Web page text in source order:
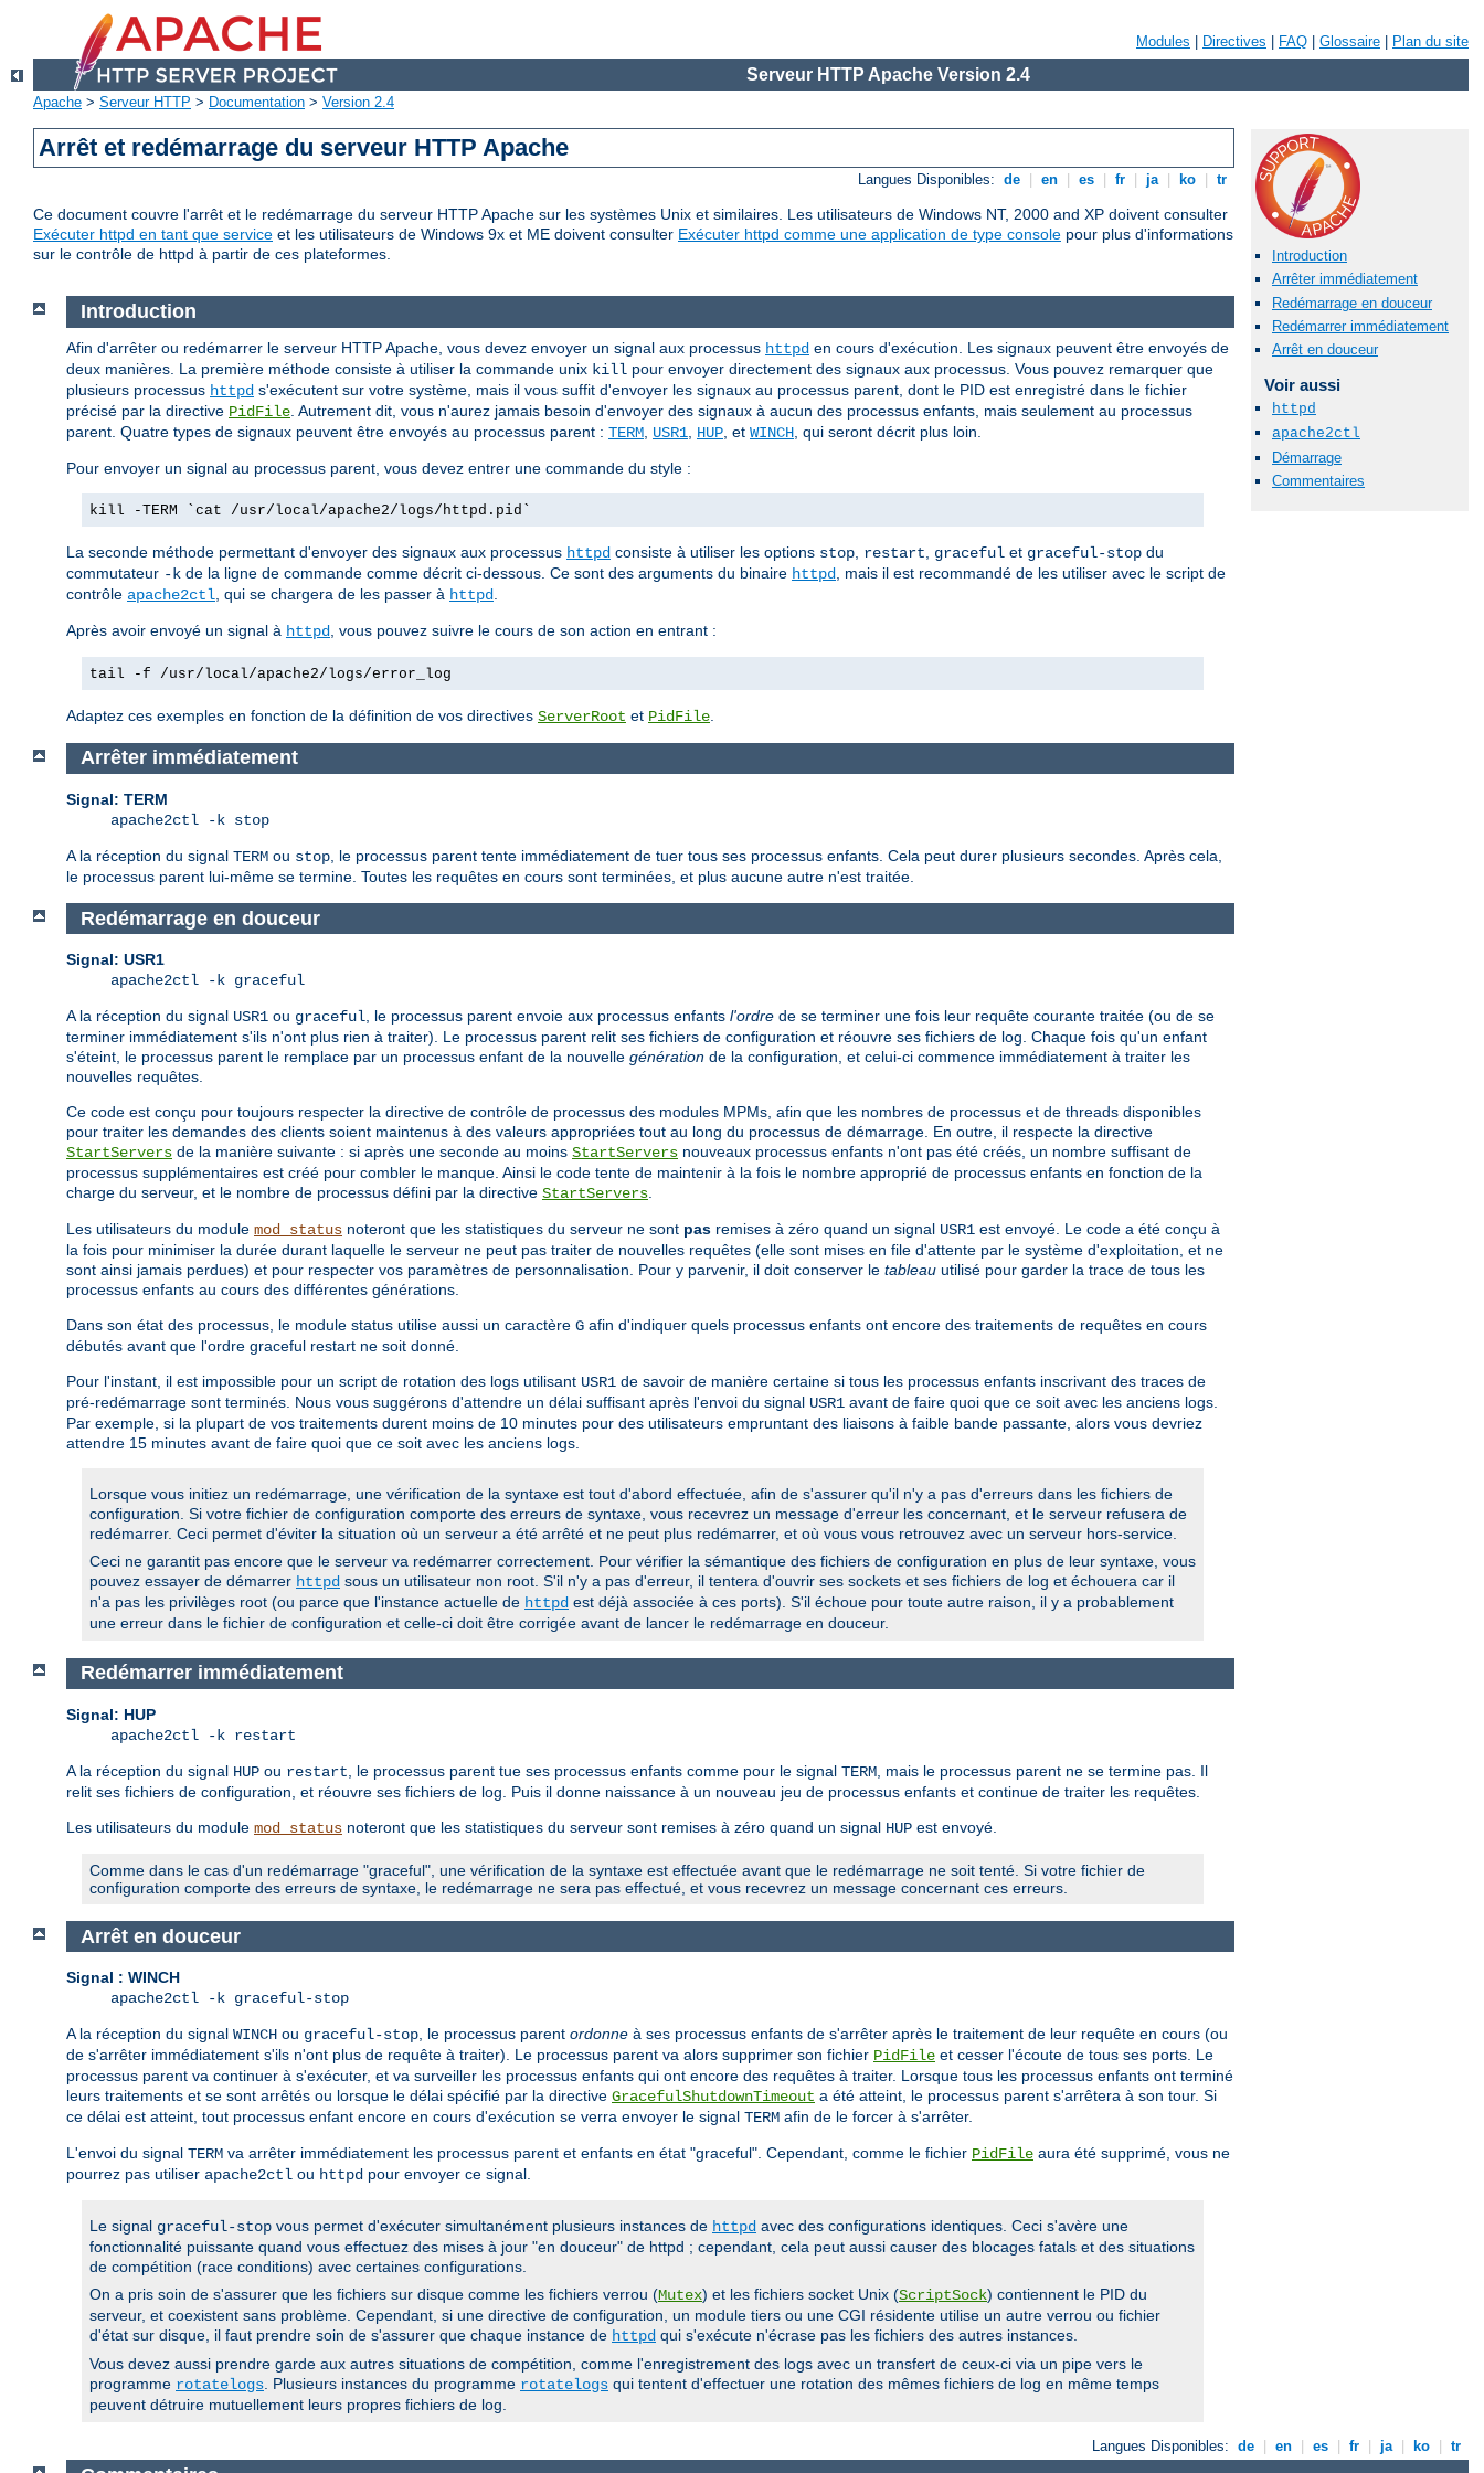
Modules Directives FAQ Glossaire Plan du site
Serveur HTTP Apache Version 2.4
Apache > Serveur HTTP > Documentation > Version 2.4
Arrêt et redémarrage du serveur HTTP Apache
Langues Disponibles: de en es fr ja ko tr
Ce document couvre l'arrêt et le redémarrage du serveur HTTP Apache sur les systèmes Unix et similaires. Les utilisateurs de Windows NT, 2000 and XP doivent consulter
Exécuter httpd en tant que service et les utilisateurs de Windows 9x et ME doivent consulter Exécuter httpd comme une application de type console pour plus d'informations
sur le contrôle de httpd à partir de ces plateformes.
Introduction
Arrêter immédiatement
Redémarrage en douceur
Redémarrer immédiatement
Arrêt en douceur
Voir aussi
httpd
apache2ctl
Démarrage
Commentaires
Introduction
Afin d'arrêter ou redémarrer le serveur HTTP Apache, vous devez envoyer un signal aux processus httpd en cours d'exécution. Les signaux peuvent être envoyés de
deux manières. La première méthode consiste à utiliser la commande unix kill pour envoyer directement des signaux aux processus. Vous pouvez remarquer que
plusieurs processus httpd s'exécutent sur votre système, mais il vous suffit d'envoyer les signaux au processus parent, dont le PID est enregistré dans le fichier
précisé par la directive PidFile . Autrement dit, vous n'aurez jamais besoin d'envoyer des signaux à aucun des processus enfants, mais seulement au processus
parent. Quatre types de signaux peuvent être envoyés au processus parent : TERM USR1 HUP , et WINCH , qui seront décrit plus loin.
Pour envoyer un signal au processus parent, vous devez entrer une commande du style :
kill -TERM `cat /usr/local/apache2/logs/httpd.pid`
La seconde méthode permettant d'envoyer des signaux aux processus httpd consiste à utiliser les options stop restart graceful et graceful-stop du
commutateur -k de la ligne de commande comme décrit ci-dessous. Ce sont des arguments du binaire httpd
, mais il est recommandé de les utiliser avec le script de
contrôle apache2ctl , qui se chargera de les passer à httpd
Après avoir envoyé un signal à httpd , vous pouvez suivre le cours de son action en entrant :
tail -f /usr/local/apache2/logs/error_log
Adaptez ces exemples en fonction de la définition de vos directives ServerRoot et PidFile
Arrêter immédiatement
Signal: TERM
apache2ctl -k stop
A la réception du signal TERM ou stop , le processus parent tente immédiatement de tuer tous ses processus enfants. Cela peut durer plusieurs secondes. Après cela,
le processus parent lui-même se termine. Toutes les requêtes en cours sont terminées, et plus aucune autre n'est traitée.
Redémarrage en douceur
Signal: USR1
apache2ctl -k graceful
A la réception du signal USR1 ou graceful, le processus parent envoie aux processus enfants l'ordre de se terminer une fois leur requête courante traitée (ou de se
terminer immédiatement s'ils n'ont plus rien à traiter). Le processus parent relit ses fichiers de configuration et réouvre ses fichiers de log. Chaque fois qu'un enfant
s'éteint, le processus parent le remplace par un processus enfant de la nouvelle génération de la configuration, et celui-ci commence immédiatement à traiter les
nouvelles requêtes.
Ce code est conçu pour toujours respecter la directive de contrôle de processus des modules MPMs, afin que les nombres de processus et de threads disponibles
pour traiter les demandes des clients soient maintenus à des valeurs appropriées tout au long du processus de démarrage. En outre, il respecte la directive
StartServers de la manière suivante : si après une seconde au moins StartServers nouveaux processus enfants n'ont pas été créés, un nombre suffisant de
processus supplémentaires est créé pour combler le manque. Ainsi le code tente de maintenir à la fois le nombre approprié de processus enfants en fonction de la
charge du serveur, et le nombre de processus défini par la directive StartServers.
Les utilisateurs du module mod_status noteront que les statistiques du serveur ne sont pas remises à zéro quand un signal USR1 est envoyé. Le code a été conçu à
la fois pour minimiser la durée durant laquelle le serveur ne peut pas traiter de nouvelles requêtes (elle sont mises en file d'attente par le système d'exploitation, et ne
sont ainsi jamais perdues) et pour respecter vos paramètres de personnalisation. Pour y parvenir, il doit conserver le tableau utilisé pour garder la trace de tous les
processus enfants au cours des différentes générations.
Dans son état des processus, le module status utilise aussi un caractère G afin d'indiquer quels processus enfants ont encore des traitements de requêtes en cours
débutés avant que l'ordre graceful restart ne soit donné.
Pour l'instant, il est impossible pour un script de rotation des logs utilisant USR1 de savoir de manière certaine si tous les processus enfants inscrivant des traces de
pré-redémarrage sont terminés. Nous vous suggérons d'attendre un délai suffisant après l'envoi du signal USR1 avant de faire quoi que ce soit avec les anciens logs.
Par exemple, si la plupart de vos traitements durent moins de 10 minutes pour des utilisateurs empruntant des liaisons à faible bande passante, alors vous devriez
attendre 15 minutes avant de faire quoi que ce soit avec les anciens logs.
Lorsque vous initiez un redémarrage, une vérification de la syntaxe est tout d'abord effectuée, afin de s'assurer qu'il n'y a pas d'erreurs dans les fichiers de
configuration. Si votre fichier de configuration comporte des erreurs de syntaxe, vous recevrez un message d'erreur les concernant, et le serveur refusera de
redémarrer. Ceci permet d'éviter la situation où un serveur a été arrêté et ne peut plus redémarrer, et où vous vous retrouvez avec un serveur hors-service.
Ceci ne garantit pas encore que le serveur va redémarrer correctement. Pour vérifier la sémantique des fichiers de configuration en plus de leur syntaxe, vous
pouvez essayer de démarrer httpd sous un utilisateur non root. S'il n'y a pas d'erreur, il tentera d'ouvrir ses sockets et ses fichiers de log et échouera car il
n'a pas les privilèges root (ou parce que l'instance actuelle de httpd est déjà associée à ces ports). S'il échoue pour toute autre raison, il y a probablement
une erreur dans le fichier de configuration et celle-ci doit être corrigée avant de lancer le redémarrage en douceur.
Redémarrer immédiatement
Signal: HUP
apache2ctl -k restart
A la réception du signal HUP ou restart , le processus parent tue ses processus enfants comme pour le signal TERM , mais le processus parent ne se termine pas. Il
relit ses fichiers de configuration, et réouvre ses fichiers de log. Puis il donne naissance à un nouveau jeu de processus enfants et continue de traiter les requêtes.
Les utilisateurs du module mod_status noteront que les statistiques du serveur sont remises à zéro quand un signal HUP est envoyé.
Comme dans le cas d'un redémarrage "graceful", une vérification de la syntaxe est effectuée avant que le redémarrage ne soit tenté. Si votre fichier de
configuration comporte des erreurs de syntaxe, le redémarrage ne sera pas effectué, et vous recevrez un message concernant ces erreurs.
Arrêt en douceur
Signal : WINCH
apache2ctl -k graceful-stop
A la réception du signal WINCH ou graceful-stop, le processus parent ordonne à ses processus enfants de s'arrêter après le traitement de leur requête en cours (ou
de s'arrêter immédiatement s'ils n'ont plus de requête à traiter). Le processus parent va alors supprimer son fichier PidFile et cesser l'écoute de tous ses ports. Le
processus parent va continuer à s'exécuter, et va surveiller les processus enfants qui ont encore des requêtes à traiter. Lorsque tous les processus enfants ont terminé
leurs traitements et se sont arrêtés ou lorsque le délai spécifié par la directive GracefulShutdownTimeout a été atteint, le processus parent s'arrêtera à son tour. Si
ce délai est atteint, tout processus enfant encore en cours d'exécution se verra envoyer le signal TERM afin de le forcer à s'arrêter.
L'envoi du signal TERM va arrêter immédiatement les processus parent et enfants en état "graceful". Cependant, comme le fichier PidFile aura été supprimé, vous ne
pourrez pas utiliser apache2ctl ou httpd pour envoyer ce signal.
Le signal graceful-stop vous permet d'exécuter simultanément plusieurs instances de httpd avec des configurations identiques. Ceci s'avère une
fonctionnalité puissante quand vous effectuez des mises à jour "en douceur" de httpd ; cependant, cela peut aussi causer des blocages fatals et des situations
de compétition (race conditions) avec certaines configurations.
On a pris soin de s'assurer que les fichiers sur disque comme les fichiers verrou (Mutex) et les fichiers socket Unix (ScriptSock) contiennent le PID du
serveur, et coexistent sans problème. Cependant, si une directive de configuration, un module tiers ou une CGI résidente utilise un autre verrou ou fichier
d'état sur disque, il faut prendre soin de s'assurer que chaque instance de httpd qui s'exécute n'écrase pas les fichiers des autres instances.
Vous devez aussi prendre garde aux autres situations de compétition, comme l'enregistrement des logs avec un transfert de ceux-ci via un pipe vers le
programme rotatelogs. Plusieurs instances du programme rotatelogs qui tentent d'effectuer une rotation des mêmes fichiers de log en même temps
peuvent détruire mutuellement leurs propres fichiers de log.
Langues Disponibles: de en es fr ja ko tr